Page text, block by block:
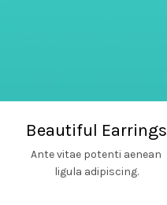
Beautiful Earrings
Ante vitae potenti aenean
ligula adipiscing.